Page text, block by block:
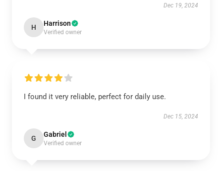
Dec 19, 2024
H Harrison
Verified owner
I found it very reliable, perfect for daily use.
Dec 15, 2024
G Gabriel
Verified owner